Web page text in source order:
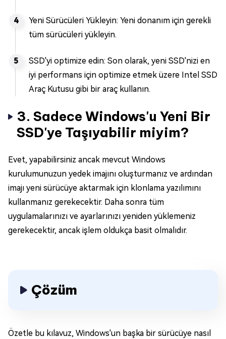
Yeni Sürücüleri Yükleyin: Yeni donanım için gerekli
tüm sürücüleri yükleyin.
SSD'yi optimize edin: Son olarak, yeni SSD'nizi en
iyi performans için optimize etmek üzere Intel SSD
Araç Kutusu gibi bir araç kullanın.
3. Sadece Windows'u Yeni Bir
SSD'ye Taşıyabilir miyim?
Evet, yapabilirsiniz ancak mevcut Windows
kurulumunuzun yedek imajını oluşturmanız ve ardından
imajı yeni sürücüye aktarmak için klonlama yazılımını
kullanmanız gerekecektir. Daha sonra tüm
uygulamalarınızı ve ayarlarınızı yeniden yüklemeniz
gerekecektir, ancak işlem oldukça basit olmalıdır.
Çözüm
Özetle bu kılavuz, Windows'un başka bir sürücüye nasıl